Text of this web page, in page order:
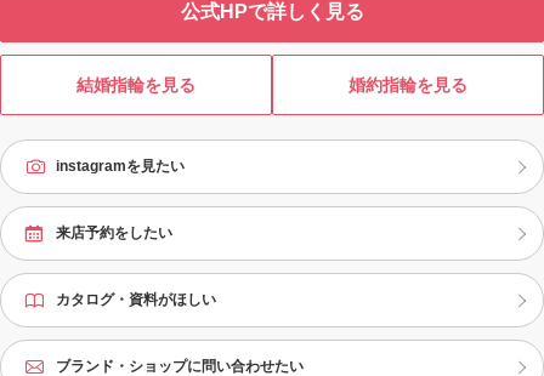
公式HPで詳しく見る
結婚指輪を見る 婚約指輪を見る
instagramを見たい
来店予約をしたい
カタログ・資料がほしい
ブランド・ショップに問い合わせたい